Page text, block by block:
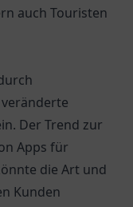
auch Touristen
Der Trend zur
Apps für
die Art und
Kunden